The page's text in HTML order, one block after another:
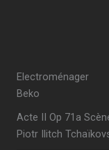
Electroménager
Beko
Acte II Op 71a
Piotr Ilitch